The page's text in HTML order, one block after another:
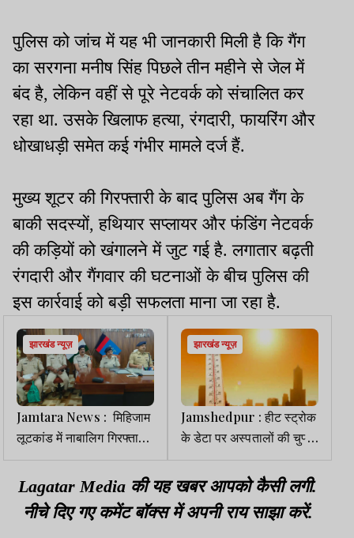
पुलिस को जांच में यह भी जानकारी मिली है कि गैंग
का सरगना मनीष सिंह पिछले तीन महीने से जेल में
बंद है, लेकिन वहीं से पूरे नेटवर्क को संचालित कर
रहा था. उसके खिलाफ हत्या, रंगदारी, फायरिंग और
धोखाधड़ी समेत कई गंभीर मामले दर्ज हैं.
मुख्य शूटर की गिरफ्तारी के बाद पुलिस अब गैंग के
बाकी सदस्यों, हथियार सप्लायर और फंडिंग नेटवर्क
की कड़ियों को खंगालने में जुट गई है. लगातार बढ़ती
रंगदारी और गैंगवार की घटनाओं के बीच पुलिस की
इस कार्रवाई को बड़ी सफलता माना जा रहा है.
झारखंड न्यूज़
Jamtara News : मिहिजाम
लूटकांड में नाबालिग गिरफ्तार,
देसी पिस्टल, मोबाइल व अन्य
सामान बरामद
झारखंड न्यूज़
Jamshedpur : हीट स्ट्रोक
के डेटा पर अस्पतालों की चुप्पी,
सिविल सर्जन ने दी सख्त
कार्रवाई की चेतावनी
Lagatar Media की यह खबर आपको कैसी लगी.
नीचे दिए गए कमेंट बॉक्स में अपनी राय साझा करें.